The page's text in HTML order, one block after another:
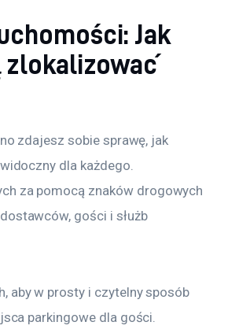
Jak
zlokalizować
zdajesz sobie sprawę, jak
dla każdego.
za pomocą znaków drogowych
gości i służb
aby w prosty i czytelny sposób
parkingowe dla gości.